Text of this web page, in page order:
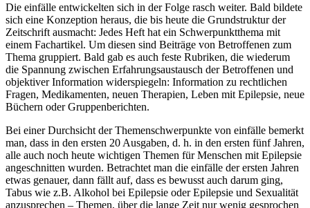
Die einfälle entwickelten sich in der Folge rasch weiter. Bald bildete
sich eine Konzeption heraus, die bis heute die Grundstruktur der
Zeitschrift ausmacht: Jedes Heft hat ein Schwerpunktthema mit
einem Fachartikel. Um diesen sind Beiträge von Betroffenen zum
Thema gruppiert. Bald gab es auch feste Rubriken, die wiederum
die Spannung zwischen Erfahrungsaustausch der Betroffenen und
objektiver Information widerspiegeln: Information zu rechtlichen
Fragen, Medikamenten, neuen Therapien, Leben mit Epilepsie, neue
Büchern oder Gruppenberichten.
Bei einer Durchsicht der Themenschwerpunkte von einfälle bemerkt
man, dass in den ersten 20 Ausgaben, d. h. in den ersten fünf Jahren,
alle auch noch heute wichtigen Themen für Menschen mit Epilepsie
angeschnitten wurden. Betrachtet man die einfälle der ersten Jahren
etwas genauer, dann fällt auf, dass es bewusst auch darum ging,
Tabus wie z.B. Alkohol bei Epilepsie oder Epilepsie und Sexualität
anzusprechen – Themen, über die lange Zeit nur wenig gesprochen